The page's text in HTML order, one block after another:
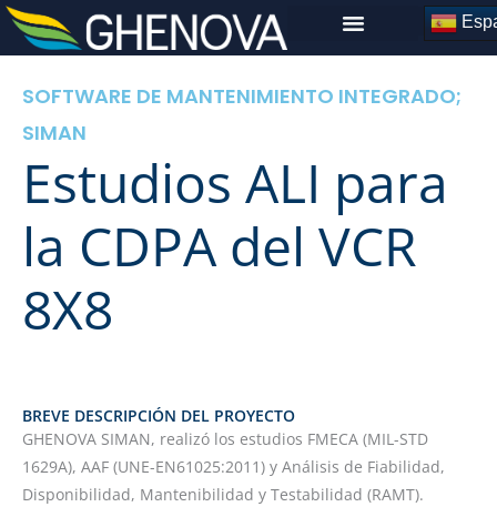
Skip
SOFTWARE DE MANTENIMIENTO INTEGRADO;
SIMAN
Estudios ALI para
la CDPA del VCR
8X8
BREVE DESCRIPCIÓN DEL PROYECTO
GHENOVA SIMAN, realizó los estudios FMECA (MIL-STD
1629A), AAF (UNE-EN61025:2011) y Análisis de Fiabilidad,
Disponibilidad, Mantenibilidad y Testabilidad (RAMT).